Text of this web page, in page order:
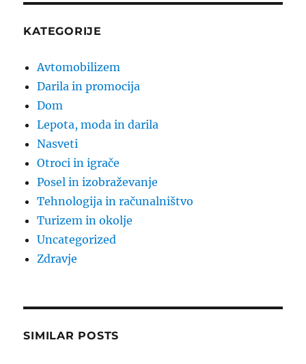
KATEGORIJE
Avtomobilizem
Darila in promocija
Dom
Lepota, moda in darila
Nasveti
Otroci in igrače
Posel in izobraževanje
Tehnologija in računalništvo
Turizem in okolje
Uncategorized
Zdravje
SIMILAR POSTS